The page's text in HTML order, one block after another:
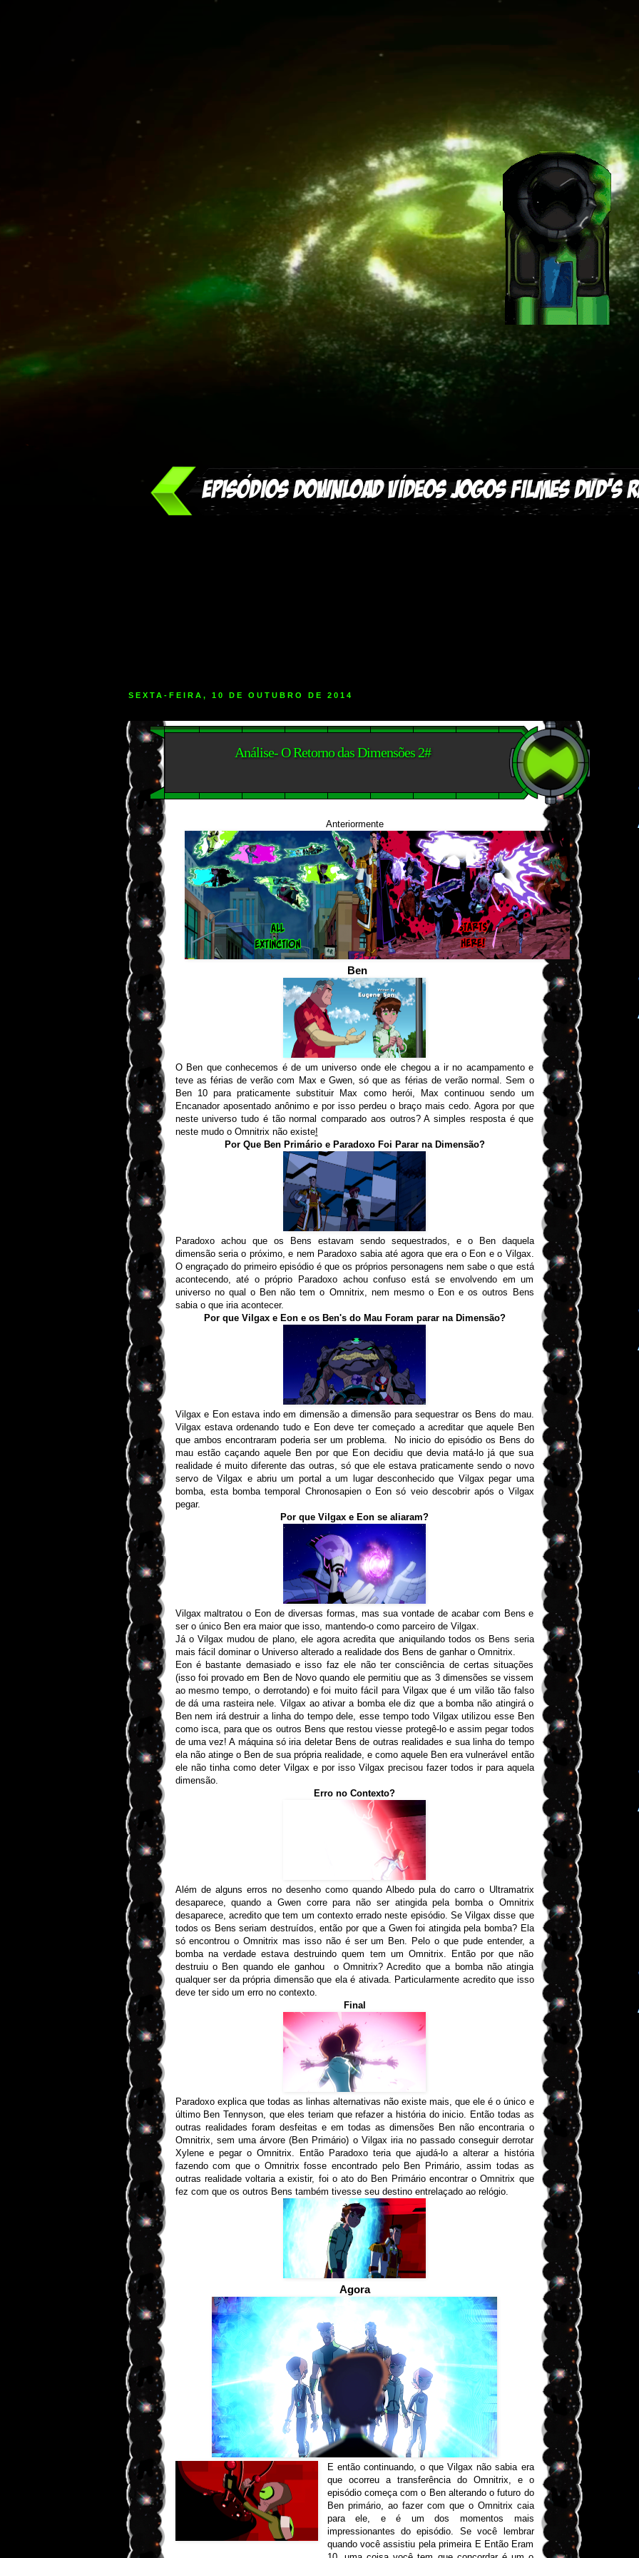
SEXTA-FEIRA, 10 DE OUTUBRO DE 2014
Análise- O Retorno das Dimensões 2#
Anteriormente
Ben
O Ben que conhecemos é de um universo onde ele chegou a ir no acampamento e
teve as férias de verão com Max e Gwen, só que as férias de verão normal. Sem o
Ben 10 para praticamente substituir Max como herói, Max continuou sendo um
Encanador aposentado anônimo e por isso perdeu o braço mais cedo. Agora por que
neste universo tudo é tão normal comparado aos outros? A simples resposta é que
neste mudo o Omnitrix não existe!
Por Que Ben Primário e Paradoxo Foi Parar na Dimensão?
Paradoxo achou que os Bens estavam sendo sequestrados, e o Ben daquela
dimensão seria o próximo, e nem Paradoxo sabia até agora que era o Eon e o Vilgax.
O engraçado do primeiro episódio é que os próprios personagens nem sabe o que está
acontecendo, até o próprio Paradoxo achou confuso está se envolvendo em um
universo no qual o Ben não tem o Omnitrix, nem mesmo o Eon e os outros Bens
sabia o que iria acontecer.
Por que Vilgax e Eon e os Ben's do Mau Foram parar na Dimensão?
Vilgax e Eon estava indo em dimensão a dimensão para sequestrar os Bens do mau.
Vilgax estava ordenando tudo e Eon deve ter começado a acreditar que aquele Ben
que ambos encontraram poderia ser um problema. No inicio do episódio os Bens do
mau estão caçando aquele Ben por que Eon decidiu que devia matá-lo já que sua
realidade é muito diferente das outras, só que ele estava praticamente sendo o novo
servo de Vilgax e abriu um portal a um lugar desconhecido que Vilgax pegar uma
bomba, esta bomba temporal Chronosapien o Eon só veio descobrir após o Vilgax
pegar.
Por que Vilgax e Eon se aliaram?
Vilgax maltratou o Eon de diversas formas, mas sua vontade de acabar com Bens e
ser o único Ben era maior que isso, mantendo-o como parceiro de Vilgax.
Já o Vilgax mudou de plano, ele agora acredita que aniquilando todos os Bens seria
mais fácil dominar o Universo alterado a realidade dos Bens de ganhar o Omnitrix.
Eon é bastante demasiado e isso faz ele não ter consciência de certas situações
(isso foi provado em Ben de Novo quando ele permitiu que as 3 dimensões se vissem
ao mesmo tempo, o derrotando) e foi muito fácil para Vilgax que é um vilão tão falso
de dá uma rasteira nele. Vilgax ao ativar a bomba ele diz que a bomba não atingirá o
Ben nem irá destruir a linha do tempo dele, esse tempo todo Vilgax utilizou esse Ben
como isca, para que os outros Bens que restou viesse protegê-lo e assim pegar todos
de uma vez! A máquina só iria deletar Bens de outras realidades e sua linha do tempo
ela não atinge o Ben de sua própria realidade, e como aquele Ben era vulnerável então
ele não tinha como deter Vilgax e por isso Vilgax precisou fazer todos ir para aquela
dimensão.
Erro no Contexto?
Além de alguns erros no desenho como quando Albedo pula do carro o Ultramatrix
desaparece, quando a Gwen corre para não ser atingida pela bomba o Omnitrix
desaparece, acredito que tem um contexto errado neste episódio. Se Vilgax disse que
todos os Bens seriam destruídos, então por que a Gwen foi atingida pela bomba? Ela
só encontrou o Omnitrix mas isso não é ser um Ben. Pelo o que pude entender, a
bomba na verdade estava destruindo quem tem um Omnitrix. Então por que não
destruiu o Ben quando ele ganhou o Omnitrix? Acredito que a bomba não atingia
qualquer ser da própria dimensão que ela é ativada. Particularmente acredito que isso
deve ter sido um erro no contexto.
Final
Paradoxo explica que todas as linhas alternativas não existe mais, que ele é o único e
último Ben Tennyson, que eles teriam que refazer a história do inicio. Então todas as
outras realidades foram desfeitas e em todas as dimensões Ben não encontraria o
Omnitrix, sem uma árvore (Ben Primário) o Vilgax iria no passado conseguir derrotar
Xylene e pegar o Omnitrix. Então Paradoxo teria que ajudá-lo a alterar a história
fazendo com que o Omnitrix fosse encontrado pelo Ben Primário, assim todas as
outras realidade voltaria a existir, foi o ato do Ben Primário encontrar o Omnitrix que
fez com que os outros Bens também tivesse seu destino entrelaçado ao relógio.
Agora
E então continuando, o que Vilgax não sabia era
que ocorreu a transferência do Omnitrix, e o
episódio começa com o Ben alterando o futuro do
Ben primário, ao fazer com que o Omnitrix caia
para ele, e é um dos momentos mais
impressionantes do episódio. Se você lembrar
quando você assistiu pela primeira E Então Eram